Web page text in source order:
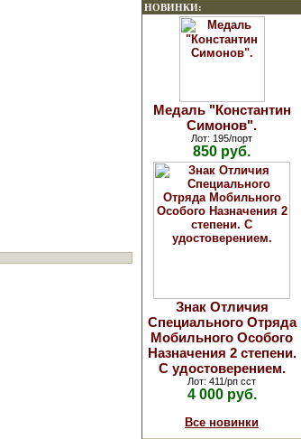
НОВИНКИ:
Медаль "Константин
Симонов".
Лот: 195/порт
850 руб.
Знак Отличия
Специального Отряда
Мобильного Особого
Назначения 2 степени.
С удостоверением.
Лот: 411/рп сст
4 000 руб.
Все новинки